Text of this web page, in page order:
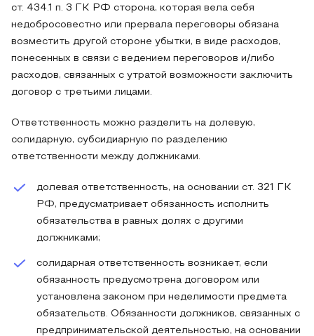
ст. 434.1 п. 3 ГК РФ сторона, которая вела себя
недобросовестно или прервала переговоры обязана
возместить другой стороне убытки, в виде расходов,
понесенных в связи с ведением переговоров и/либо
расходов, связанных с утратой возможности заключить
договор с третьими лицами.
Ответственность можно разделить на долевую,
солидарную, субсидиарную по разделению
ответственности между должниками.
долевая ответственность, на основании ст. 321 ГК
РФ, предусматривает обязанность исполнить
обязательства в равных долях с другими
должниками;
солидарная ответственность возникает, если
обязанность предусмотрена договором или
установлена законом при неделимости предмета
обязательств. Обязанности должников, связанных с
предпринимательской деятельностью, на основании